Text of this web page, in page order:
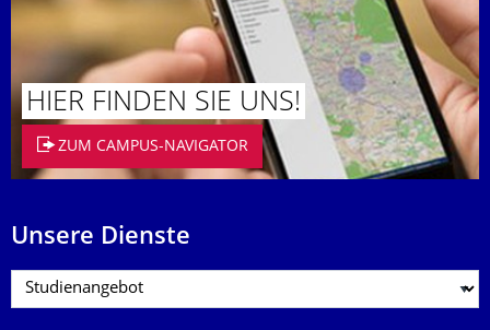
HIER FINDEN SIE UNS!
ZUM CAMPUS-NAVIGATOR
Unsere Dienste